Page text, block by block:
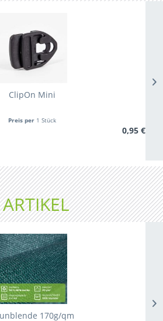
ClipOn Mini
Preis per 1 Stück
0,95 €
170g/qm